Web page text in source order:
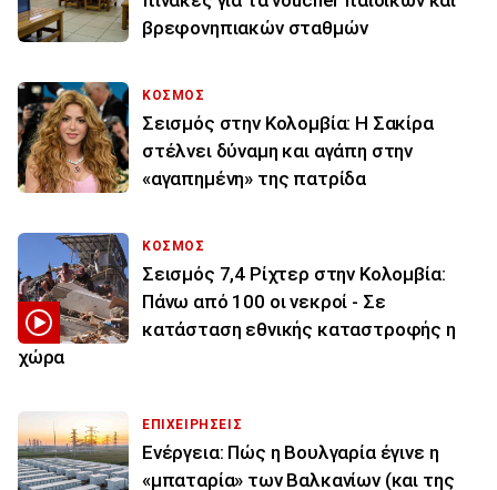
βρεφονηπιακών σταθμών
ΚΟΣΜΟΣ
Σεισμός στην Κολομβία: Η Σακίρα
στέλνει δύναμη και αγάπη στην
«αγαπημένη» της πατρίδα
ΚΟΣΜΟΣ
Σεισμός 7,4 Ρίχτερ στην Κολομβία:
Πάνω από 100 οι νεκροί - Σε
κατάσταση εθνικής καταστροφής η
χώρα
ΕΠΙΧΕΙΡΗΣΕΙΣ
Ενέργεια: Πώς η Βουλγαρία έγινε η
«μπαταρία» των Βαλκανίων (και της